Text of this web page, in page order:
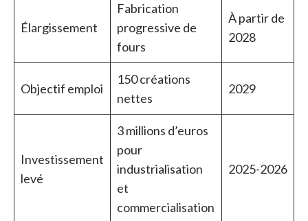
Élargissement
Fabrication
progressive de
fours
À partir de
2028
Objectif emploi
150 créations
nettes
2029
Investissement
levé
3 millions d’euros
pour
industrialisation
et
commercialisation
2025-2026